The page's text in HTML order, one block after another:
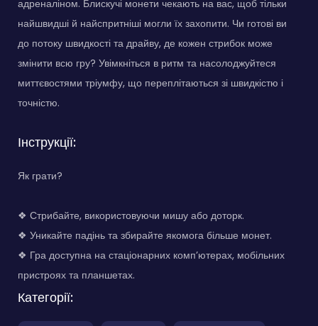
адреналіном. Блискучі монети чекають на вас, щоб тільки
найшвидші й найспритніші могли їх захопити. Чи готові ви
до потоку швидкості та драйву, де кожен стрибок може
змінити всю гру? Увімкніться в ритм та насолоджуйтеся
миттєвостями тріумфу, що переплітаються зі швидкістю і
точністю.
Інструкції:
Як грати?
❖ Стрибайте, використовуючи мишу або доторк.
❖ Уникайте падінь та збирайте якомога більше монет.
❖ Гра доступна на стаціонарних комп’ютерах, мобільних
пристроях та планшетах.
Категорії: